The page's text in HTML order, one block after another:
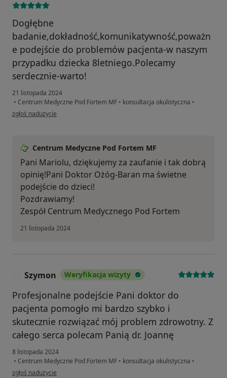
Dogłębne
badanie,dokładność,komunikatywność,poważn
e podejście do problemów pacjenta-w naszym
przypadku dziecka 8letniego.Polecamy
serdecznie-warto!
21 listopada 2024
• Centrum Medyczne Pod Fortem MF • konsultacja okulistyczna •
w opinii użytkownika Mariola T
zgłoś nadużycie
Centrum Medyczne Pod Fortem MF
Pani Mariolu, dziękujemy za zaufanie i tak dobrą
opinię!Pani Doktor Ożóg-Baran ma świetne
podejście do dzieci!
Pozdrawiamy!
Zespół Centrum Medycznego Pod Fortem
21 listopada 2024
Szymon Weryfikacja wizyty
Profesjonalne podejście Pani doktor do
pacjenta pomogło mi bardzo szybko i
skutecznie rozwiązać mój problem zdrowotny. Z
całego serca polecam Panią dr. Joannę
8 listopada 2024
• Centrum Medyczne Pod Fortem MF • konsultacja okulistyczna •
w opinii użytkownika Szymon
zgłoś nadużycie